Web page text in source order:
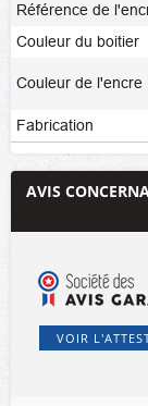
Référence de
Couleur du boitier
Couleur de l'encre
Fabrication
AVIS
VOIR